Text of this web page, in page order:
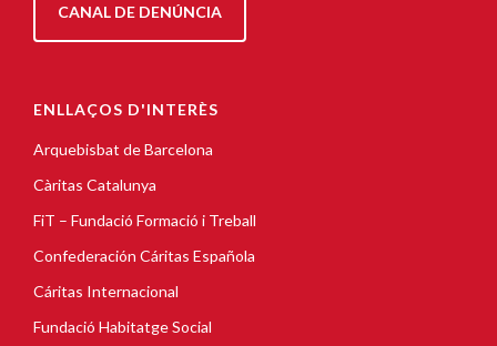
CANAL DE DENÚNCIA
ENLLAÇOS D'INTERÈS
Arquebisbat de Barcelona
Càritas Catalunya
FiT – Fundació Formació i Treball
Confederación Cáritas Española
Cáritas Internacional
Fundació Habitatge Social